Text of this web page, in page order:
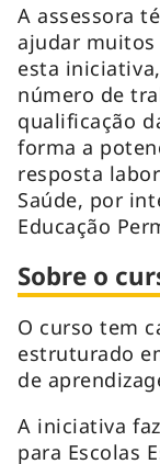
A assessora
ajudar muitos
esta
número de
qualificação
forma a
resposta
Saúde, por
Educação
Sobre o
O curso tem
estruturado
de
A iniciativa
para Escolas